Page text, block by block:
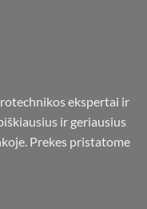
ekspertai ir
ir geriausius
Prekes pristatome